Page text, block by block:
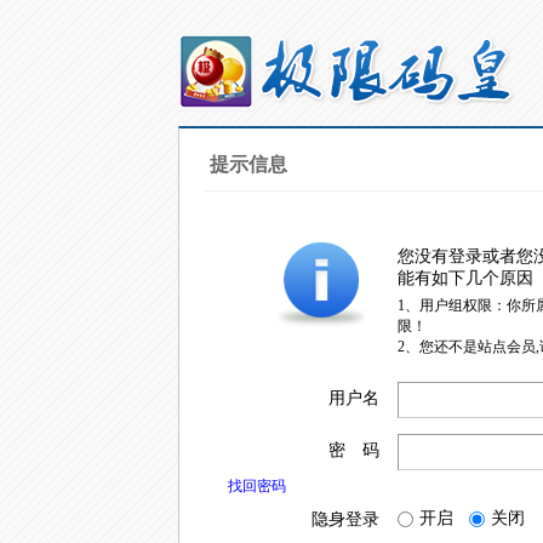
提示信息
您没有登录或者您
能有如下几个原因
1、用户组权限：你所
限！
2、您还不是站点会员
用户名
密 码
找回密码
隐身登录 开启 关闭